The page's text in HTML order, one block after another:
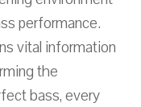
performance.
vital information
the
bass, every